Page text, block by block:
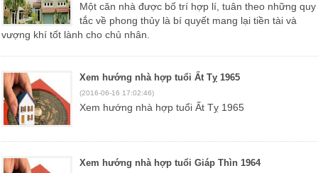
Một căn nhà được bố trí hợp lí, tuân theo những quy
tắc về phong thủy là bí quyết mang lại tiền tài và
vượng khí tốt lành cho chủ nhân.
Xem hướng nhà hợp tuổi Ất Tỵ 1965
(2016-06-16 17:02:46)
Xem hướng nhà hợp tuổi Ất Tỵ 1965
Xem hướng nhà hợp tuổi Giáp Thìn 1964